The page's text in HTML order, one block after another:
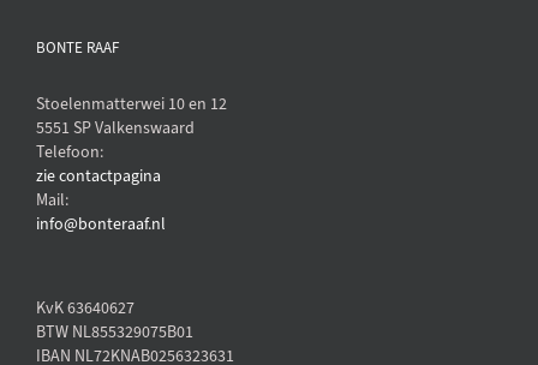
BONTE RAAF
Stoelenmatterwei 10 en 12
5551 SP Valkenswaard
Telefoon:
zie contactpagina
Mail:
info@bonteraaf.nl
KvK 63640627
BTW NL855329075B01
IBAN NL72KNAB0256323631